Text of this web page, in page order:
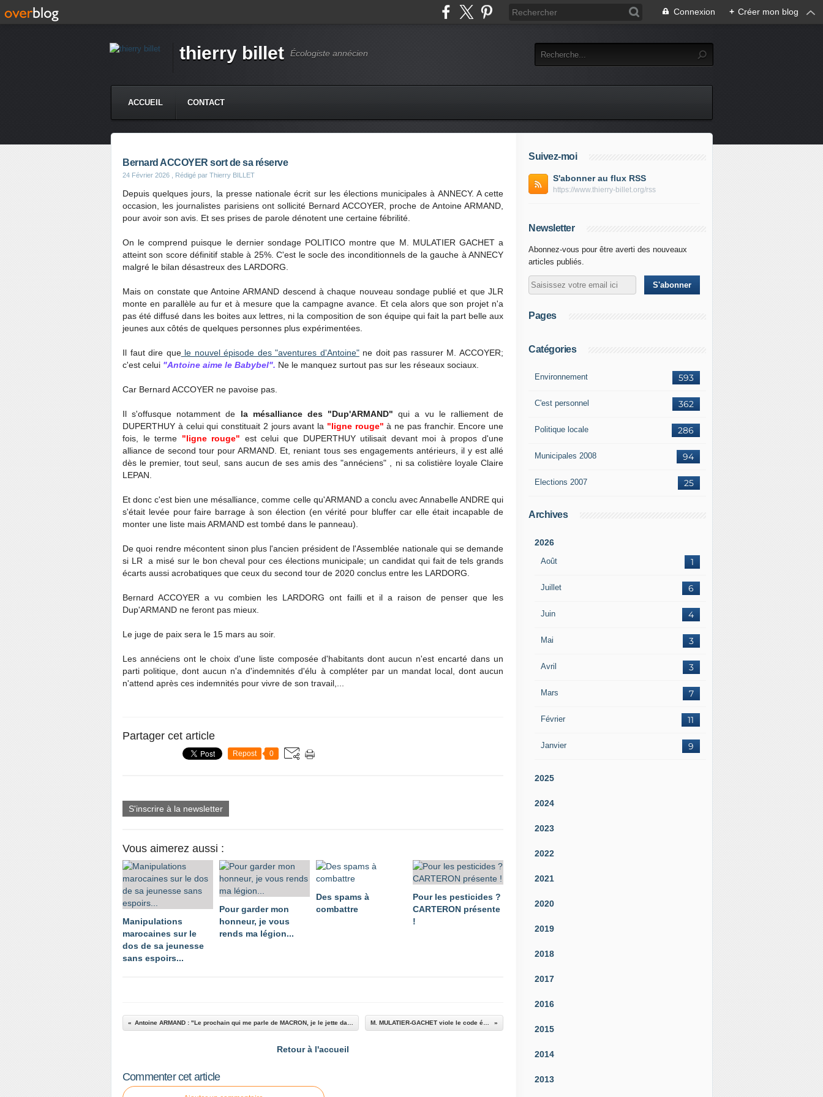
Connexion + Créer mon blog
thierry billet Écologiste annécien
ACCUEIL CONTACT
Bernard ACCOYER sort de sa réserve
24 Février 2026 , Rédigé par Thierry BILLET
Depuis quelques jours, la presse nationale écrit sur les élections municipales à ANNECY. A cette
occasion, les journalistes parisiens ont sollicité Bernard ACCOYER, proche de Antoine ARMAND,
pour avoir son avis. Et ses prises de parole dénotent une certaine fébrilité.
On le comprend puisque le dernier sondage POLITICO montre que M. MULATIER GACHET a
atteint son score définitif stable à 25%. C'est le socle des inconditionnels de la gauche à ANNECY
malgré le bilan désastreux des LARDORG.
Mais on constate que Antoine ARMAND descend à chaque nouveau sondage publié et que JLR
monte en parallèle au fur et à mesure que la campagne avance. Et cela alors que son projet n'a
pas été diffusé dans les boites aux lettres, ni la composition de son équipe qui fait la part belle aux
jeunes aux côtés de quelques personnes plus expérimentées.
Il faut dire quele nouvel épisode des "aventures d'Antoine"ne doit pas rassurer M. ACCOYER;
c'est celui "Antoine aime le Babybel". Ne le manquez surtout pas sur les réseaux sociaux.
Car Bernard ACCOYER ne pavoise pas.
Il s'offusque notamment de la mésalliance des "Dup'ARMAND" qui a vu le ralliement de
DUPERTHUY à celui qui constituait 2 jours avant la "ligne rouge" à ne pas franchir. Encore une
fois, le terme "ligne rouge" est celui que DUPERTHUY utilisait devant moi à propos d'une
alliance de second tour pour ARMAND. Et, reniant tous ses engagements antérieurs, il y est allé
dès le premier, tout seul, sans aucun de ses amis des "annéciens" , ni sa colistière loyale Claire
LEPAN.
Et donc c'est bien une mésalliance, comme celle qu'ARMAND a conclu avec Annabelle ANDRE qui
s'était levée pour faire barrage à son élection (en vérité pour bluffer car elle était incapable de
monter une liste mais ARMAND est tombé dans le panneau).
De quoi rendre mécontent sinon plus l'ancien président de l'Assemblée nationale qui se demande
si LR a misé sur le bon cheval pour ces élections municipale; un candidat qui fait de tels grands
écarts aussi acrobatiques que ceux du second tour de 2020 conclus entre les LARDORG.
Bernard ACCOYER a vu combien les LARDORG ont failli et il a raison de penser que les
Dup'ARMAND ne feront pas mieux.
Le juge de paix sera le 15 mars au soir.
Les annéciens ont le choix d'une liste composée d'habitants dont aucun n'est encarté dans un
parti politique, dont aucun n'a d'indemnités d'élu à compléter par un mandat local, dont aucun
n'attend après ces indemnités pour vivre de son travail,...
Partager cet article
Repost 0
S'inscrire à la newsletter
Vous aimerez aussi :
Manipulations
marocaines sur le
dos de sa jeunesse
sans espoirs...
Pour garder mon
honneur, je vous
rends ma légion...
Des spams à
combattre
Pour les pesticides ?
CARTERON présente
!
Retour à l'accueil
Commenter cet article
Suivez-moi
S'abonner au flux RSS
https://www.thierry-billet.org/rss
Newsletter
Abonnez-vous pour être averti des nouveaux
articles publiés.
Pages
Catégories
593
Environnement
362
C'est personnel
286
Politique locale
94
Municipales 2008
25
Elections 2007
Archives
2026
Août 1
Juillet 6
Juin 4
Mai 3
Avril 3
Mars 7
Février 11
Janvier 9
2025
2024
2023
2022
2021
2020
2019
2018
2017
2016
2015
2014
2013